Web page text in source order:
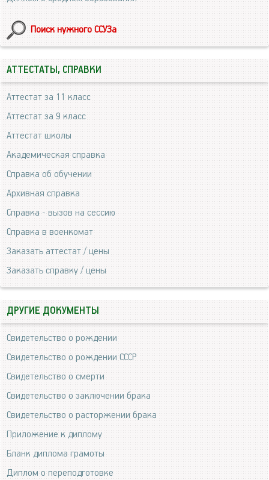
Поиск нужного ССУЗа
АТТЕСТАТЫ, СПРАВКИ
Аттестат за 11 класс
Аттестат за 9 класс
Аттестат школы
Академическая справка
Справка об обучении
Архивная справка
Справка - вызов на сессию
Справка в военкомат
Заказать аттестат / цены
Заказать справку / цены
ДРУГИЕ ДОКУМЕНТЫ
Свидетельство о рождении
Свидетельство о рождении СССР
Свидетельство о смерти
Свидетельство о заключении брака
Свидетельство о расторжении брака
Приложение к диплому
Бланк диплома грамоты
Диплом о переподготовке